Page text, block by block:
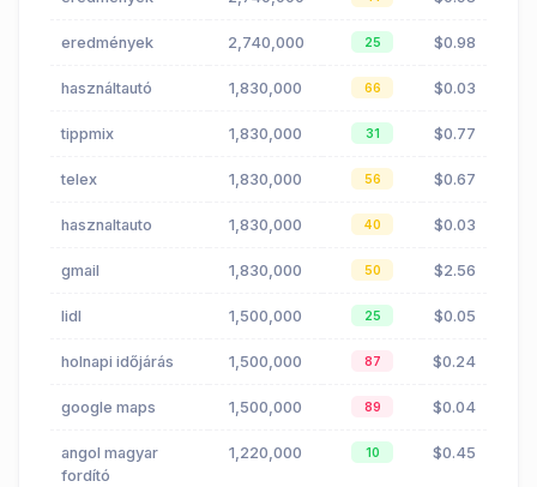
eredmények 2,740,000 25 $0.98
használtautó 1,830,000 66 $0.03
tippmix 1,830,000 31 $0.77
telex 1,830,000 56 $0.67
hasznaltauto 1,830,000 40 $0.03
gmail 1,830,000 50 $2.56
lidl 1,500,000 25 $0.05
holnapi időjárás 1,500,000 87 $0.24
google maps 1,500,000 89 $0.04
angol magyar
fordító
1,220,000 10 $0.45